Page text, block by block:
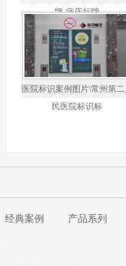
牌-病床标牌
医院标识案例图片\常州第二
民医院标识标
经典案例 产品系列